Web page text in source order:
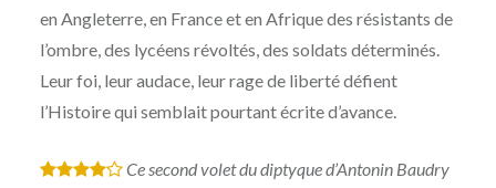
en Angleterre, en France et en Afrique des résistants de
l’ombre, des lycéens révoltés, des soldats déterminés.
Leur foi, leur audace, leur rage de liberté défient
l’Histoire qui semblait pourtant écrite d’avance.
* * * *
Ce second volet du diptyque d’Antonin Baudry